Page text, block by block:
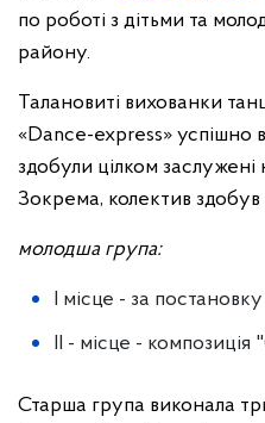
по роботі з дітьми та
району.
Талановиті вихованки
«Dance-express» успішно
здобули цілком заслужені
Зокрема, колектив здобув
молодша група:
І місце - за
ІІ - місце -
Старша група виконала